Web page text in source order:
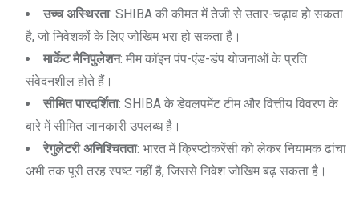
उच्च अस्थिरता: SHIBA की कीमत में तेजी से उतार-चढ़ाव हो सकता
है, जो निवेशकों के लिए जोखिम भरा हो सकता है।
मार्केट मैनिपुलेशन: मीम कॉइन पंप-एंड-डंप योजनाओं के प्रति
संवेदनशील होते हैं।
सीमित पारदर्शिता: SHIBA के डेवलपमेंट टीम और वित्तीय विवरण के
बारे में सीमित जानकारी उपलब्ध है।
रेगुलेटरी अनिश्चितता: भारत में क्रिप्टोकरेंसी को लेकर नियामक ढांचा
अभी तक पूरी तरह स्पष्ट नहीं है, जिससे निवेश जोखिम बढ़ सकता है।